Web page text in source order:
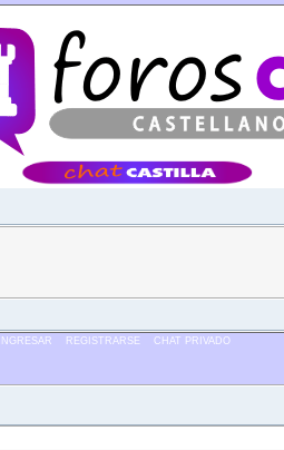
INGRESAR REGISTRARSE CHAT PRIVADO